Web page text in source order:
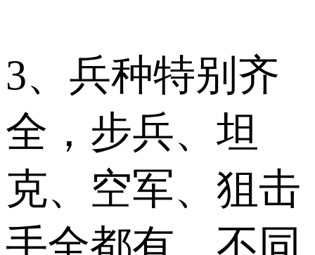
3、兵种特别齐
全，步兵、坦
克、空军、狙击
手全都有，不同